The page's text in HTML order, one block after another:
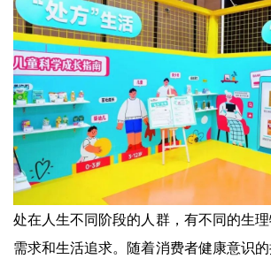
处在人生不同阶段的人群，有不同的生
需求和生活追求。随着消费者健康意识